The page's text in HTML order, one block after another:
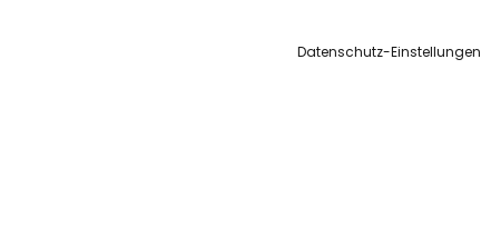
Datenschutz-Einstellungen